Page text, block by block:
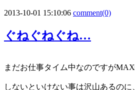
2013-10-01 15:10:06 comment(0)
ぐねぐねぐね…
まだお仕事タイム中なのですがMAX
しないといけない事は沢山あるの